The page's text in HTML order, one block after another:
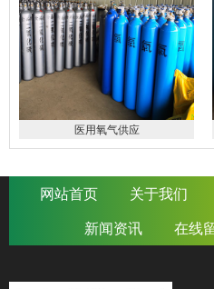
医用氧气供应
网站首页 关于我们
新闻资讯
在线